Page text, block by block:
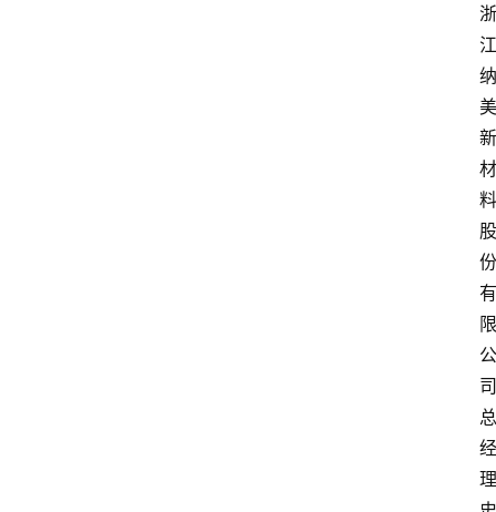
浙
江
纳
美
新
材
料
股
份
有
限
公
司
总
经
理